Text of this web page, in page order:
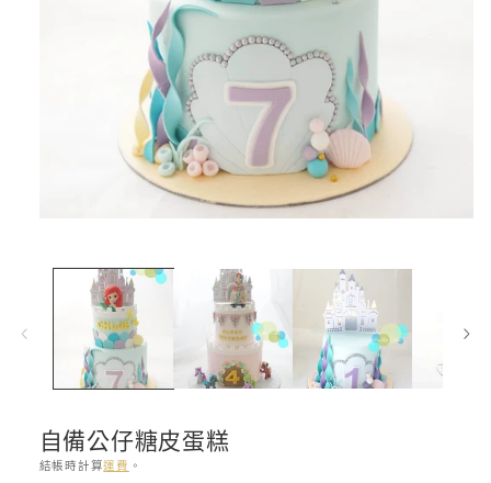
體
檔
自備公仔糖皮蛋糕
結帳時計算運費 。